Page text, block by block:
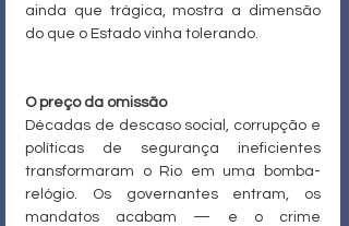
ainda que trágica, mostra a dimensão
do que o Estado vinha tolerando.
O preço da omissão
Décadas de descaso social, corrupção e
políticas de segurança ineficientes
transformaram o Rio em uma bomba-
relógio. Os governantes entram, os
mandatos acabam — e o crime